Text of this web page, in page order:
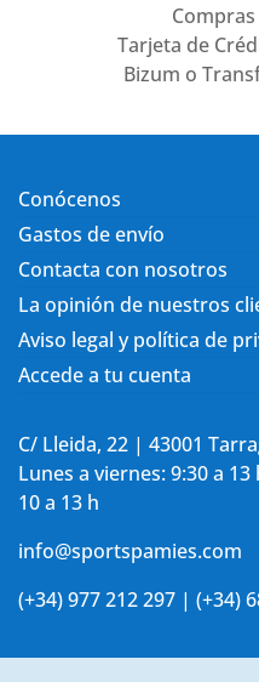
Tarjeta de
Bizum o
Conócenos
Gastos de envío
Contacta con nosotros
La opinión de nuestros
Aviso legal y política de
Accede a tu cuenta
C/ Lleida, 22 | 43001
Lunes a viernes: 9:30 a
10 a 13 h
info@sportspamies.com
(+34) 977 212 297 | (+34)